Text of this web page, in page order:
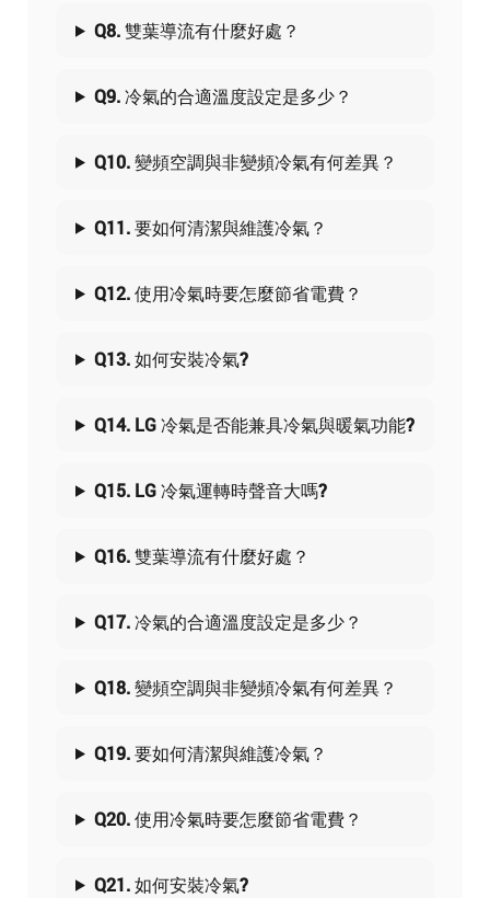
Q8. 雙葉導流有什麼好處？
Q9. 冷氣的合適溫度設定是多少？
Q10. 變頻空調與非變頻冷氣有何差異？
Q11. 要如何清潔與維護冷氣？
Q12. 使用冷氣時要怎麼節省電費？
Q13. 如何安裝冷氣?
Q14. LG 冷氣是否能兼具冷氣與暖氣功能?
Q15. LG 冷氣運轉時聲音大嗎?
Q16. 雙葉導流有什麼好處？
Q17. 冷氣的合適溫度設定是多少？
Q18. 變頻空調與非變頻冷氣有何差異？
Q19. 要如何清潔與維護冷氣？
Q20. 使用冷氣時要怎麼節省電費？
Q21. 如何安裝冷氣?